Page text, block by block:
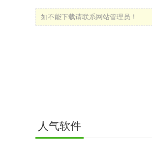
如不能下载请联系网站管理员！
人气软件